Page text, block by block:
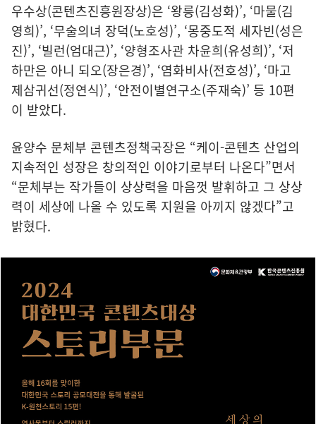
우수상(콘텐츠진흥원장상)은 ‘왕릉(김성화)’, ‘마물(김
영희)’, ‘무술의녀 장덕(노호성)’, ‘몽중도적 세자빈(성은
진)’, ‘빌런(엄대근)’, ‘양형조사관 차윤희(유성희)’, ‘저
하만은 아니 되오(장은경)’, ‘염화비사(전호성)’, ‘마고
제삼귀선(정연식)’, ‘안전이별연구소(주재숙)’ 등 10편
이 받았다.
윤양수 문체부 콘텐츠정책국장은 “케이-콘텐츠 산업의
지속적인 성장은 창의적인 이야기로부터 나온다”면서
“문체부는 작가들이 상상력을 마음껏 발휘하고 그 상상
력이 세상에 나올 수 있도록 지원을 아끼지 않겠다”고
밝혔다.